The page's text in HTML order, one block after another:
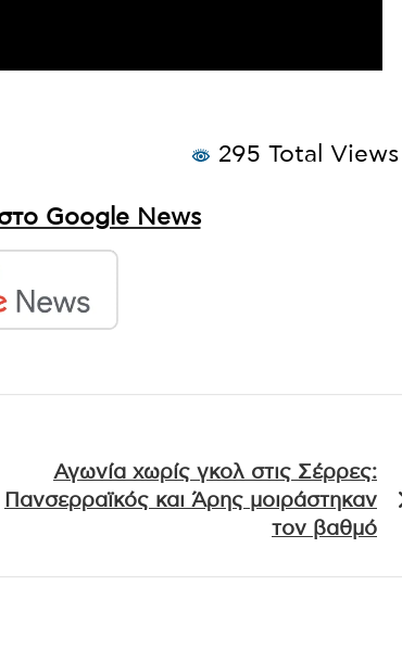
295 Total Views
Google News
Αγωνία χωρίς γκολ στις Σέρρες:
Πανσερραϊκός και Άρης μοιράστηκαν
τον βαθμό